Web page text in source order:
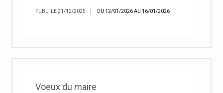
PUBL. LE 21/12/2025 DU 12/01/2026 AU 16/01/2026
Voeux du maire